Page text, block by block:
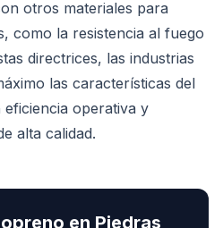
otros materiales para
como la resistencia al fuego
directrices, las industrias
las características del
operativa y
alta calidad.
en Piedras